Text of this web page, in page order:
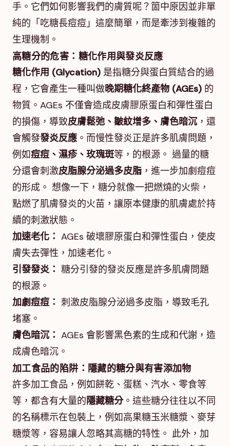
手。它們如何影響我們的膚質呢？箇中原因並非單
純的「吃糖長痘痘」這麼簡單，而是牽涉到複雜的
生理機制。
高糖分的危害：糖化作用與發炎反應
糖化作用 (Glycation) 是指糖分與蛋白質結合的過
程，它會產生一種叫做晚期糖化終產物 (AGEs) 的
物質。AGEs 不僅會造成皮膚膠原蛋白和彈性蛋白
的損傷，導致皮膚鬆弛、皺紋增多、膚色暗沉 ，還
會觸發發炎反應 。而慢性發炎正是許多肌膚問題，
例如痘痘、濕疹、玫瑰斑等，的根源。 過量的糖
分還會刺激皮脂腺分泌過多皮脂 ，進一步加劇痘痘
的形成。 想像一下，糖分就像一把燃燒的火柴，
點燃了肌膚發炎的火苗，讓原本健康的肌膚處於持
續的刺激狀態。
加速老化： AGEs 破壞膠原蛋白和彈性蛋白，使皮
膚失去彈性，加速老化。
引發發炎： 糖分引發的發炎反應是許多肌膚問題
的根源。
加劇痘痘： 刺激皮脂腺分泌過多皮脂，導致毛孔
堵塞。
膚色暗沉： AGEs 會影響黑色素的生成和代謝，造
成膚色暗沉。
加工食品的陷阱：隱藏的糖分與有害添加物
許多加工食品，例如餅乾、蛋糕、汽水、零食等
等，都含有大量的隱藏糖分。這些糖分往往以不同
的名稱標示在包裝上，例如高果糖玉米糖漿、麥芽
糖漿等，容易讓人忽略其高糖的特性。 此外，加